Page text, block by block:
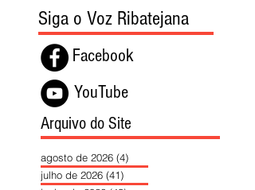
Siga o Voz Ribatejana
Facebook
YouTube
Arquivo do Site
agosto de 2026 (4)
julho de 2026 (41)